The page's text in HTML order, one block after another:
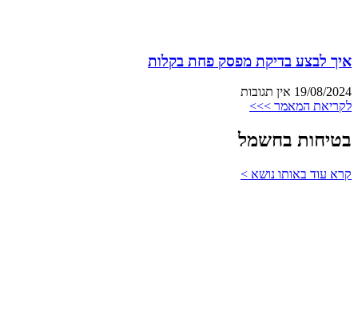
איך לבצע בדיקת מפסק פחת בקלות
19/08/2024 אין תגובות
לקריאת המאמר >>>
בטיחות בחשמל
קרא עוד באותו נושא >